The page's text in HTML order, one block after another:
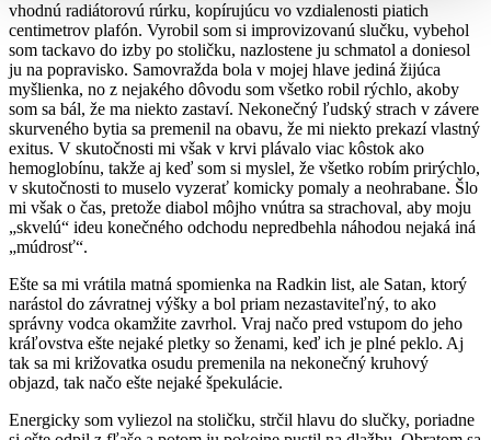
vhodnú radiátorovú rúrku, kopírujúcu vo vzdialenosti piatich
centimetrov plafón. Vyrobil som si improvizovanú slučku, vybehol
som tackavo do izby po stoličku, nazlostene ju schmatol a doniesol
ju na popravisko. Samovražda bola v mojej hlave jediná žijúca
myšlienka, no z nejakého dôvodu som všetko robil rýchlo, akoby
som sa bál, že ma niekto zastaví. Nekonečný ľudský strach v závere
skurveného bytia sa premenil na obavu, že mi niekto prekazí vlastný
exitus. V skutočnosti mi však v krvi plávalo viac kôstok ako
hemoglobínu, takže aj keď som si myslel, že všetko robím prirýchlo,
v skutočnosti to muselo vyzerať komicky pomaly a neohrabane. Šlo
mi však o čas, pretože diabol môjho vnútra sa strachoval, aby moju
„skvelú“ ideu konečného odchodu nepredbehla náhodou nejaká iná
„múdrosť“.
Ešte sa mi vrátila matná spomienka na Radkin list, ale Satan, ktorý
narástol do závratnej výšky a bol priam nezastaviteľný, to ako
správny vodca okamžite zavrhol. Vraj načo pred vstupom do jeho
kráľovstva ešte nejaké pletky so ženami, keď ich je plné peklo. Aj
tak sa mi križovatka osudu premenila na nekonečný kruhový
objazd, tak načo ešte nejaké špekulácie.
Energicky som vyliezol na stoličku, strčil hlavu do slučky, poriadne